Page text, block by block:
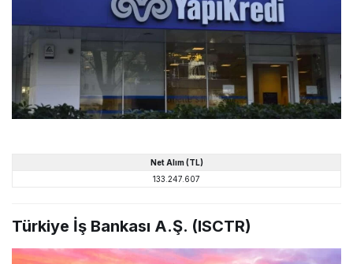
Net Alım(TL)
133.247.607
Türkiye İş Bankası A.Ş. (ISCTR)